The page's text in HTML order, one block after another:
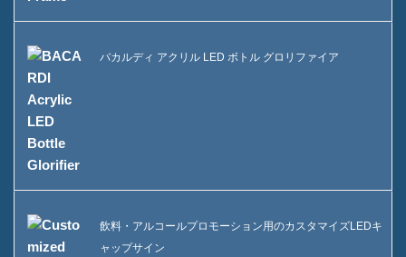
バカルディ アクリル LED ボトル グロリファイア
飲料・アルコールプロモーション用のカスタマイズLEDキ
ャップサイン